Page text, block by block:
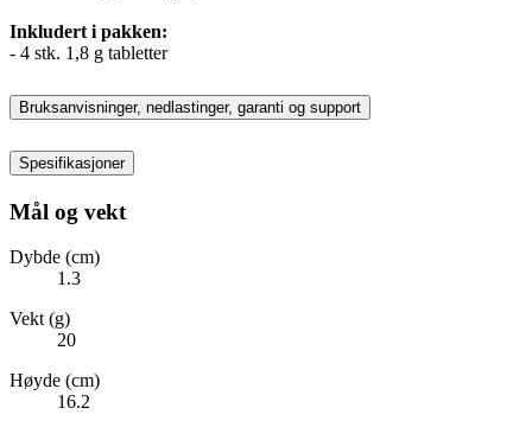
Inkludert i pakken:
- 4 stk. 1,8 g tabletter
Bruksanvisninger, nedlastinger, garanti og support
Spesifikasjoner
Mål og vekt
Dybde (cm)
1.3
Vekt (g)
20
Høyde (cm)
16.2